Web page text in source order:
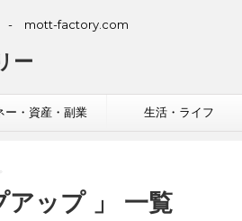
- mott-factory.com
ー
ー・資産・副業 生活・ライフ
アップ 」 一覧